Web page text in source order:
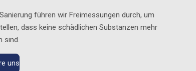
führen wir Freimessungen durch, um
dass keine schädlichen Substanzen mehr
sind.
uns